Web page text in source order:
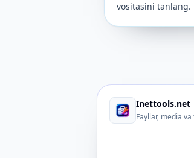
vositasini tanlang.
Inettools.net
Fayllar, media